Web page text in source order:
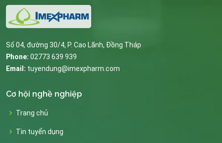
Số 04, đường 30/4, P. Cao Lãnh, Đồng Tháp
Phone: 02773 639 939
Email: tuyendung@imexpharm.com
Cơ hội nghề nghiệp
Trang chủ
Tin tuyển dụng